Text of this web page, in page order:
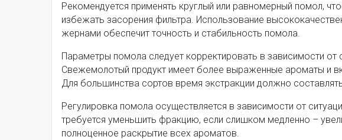
Рекомендуется применять круглый или равномерный помол,
избежать засорения фильтра. Использование
жернами обеспечит точность и стабильность помола.
Параметры помола следует корректировать в зависимости
Свежемолотый продукт имеет более выраженные ароматы и
Для большинства сортов время экстракции должно
Регулировка помола осуществляется в зависимости от
требуется уменьшить фракцию, если слишком медленно –
полноценное раскрытие всех ароматов.